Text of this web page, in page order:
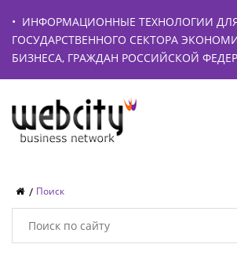
• ИНФОРМАЦИОННЫЕ ТЕХНОЛОГИИ
ГОСУДАРСТВЕННОГО СЕКТОРА
БИЗНЕСА, ГРАЖДАН РОССИЙСКОЙ
Поиск